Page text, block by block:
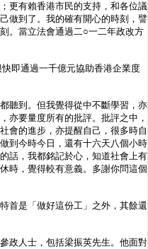
更有賴香港市民的支持，和各位議
做到了。我的確有開心的時刻，譬
。當立法會通過二○一二年政改方
即通過一千億元協助香港企業度
到。但我覺得從中不斷學習，亦
亦要量度所有的批評。批評之中，
會的進步，亦提醒自己，很多時自
到今時今日，還有十六天八個小時
話，我都銘記於心，知道社會上有
時，覺得較有意義。多謝你問這個
首是「做好這份工」之外，其餘還
政人士，包括梁振英先生。他面對